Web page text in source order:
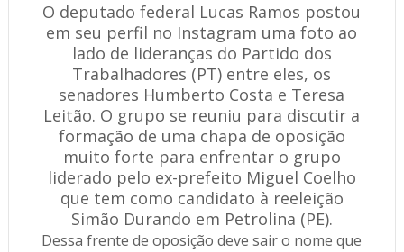
O deputado federal Lucas Ramos postou
em seu perfil no Instagram uma foto ao
lado de lideranças do Partido dos
Trabalhadores (PT) entre eles, os
senadores Humberto Costa e Teresa
Leitão. O grupo se reuniu para discutir a
formação de uma chapa de oposição
muito forte para enfrentar o grupo
liderado pelo ex-prefeito Miguel Coelho
que tem como candidato à reeleição
Simão Durando em Petrolina (PE).
Dessa frente de oposição deve sair o nome que